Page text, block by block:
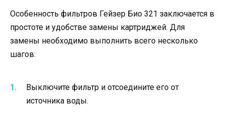
Особенность фильтров Гейзер Био 321 заключается в
простоте и удобстве замены картриджей. Для
замены необходимо выполнить всего несколько
шагов:
Выключите фильтр и отсоедините его от
источника воды.